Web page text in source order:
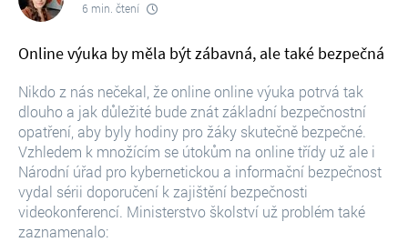
6 min. čtení
Online výuka by měla být zábavná, ale také bezpečná
Nikdo z nás nečekal, že online online výuka potrvá tak
dlouho a jak důležité bude znát základní bezpečnostní
opatření, aby byly hodiny pro žáky skutečně bezpečné.
Vzhledem k množícím se útokům na online třídy už ale i
Národní úřad pro kybernetickou a informační bezpečnost
vydal sérii doporučení k zajištění bezpečnosti
videokonferencí. Ministerstvo školství už problém také
zaznamenalo: